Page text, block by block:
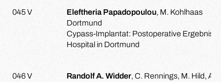
045 V Eleftheria Papadopoulou, M. Kohlhaas
Dortmund
Cypass-Implantat: Postoperative
Hospital in Dortmund
046 V Randolf A. Widder, C. Rennings, M. Hild, A.